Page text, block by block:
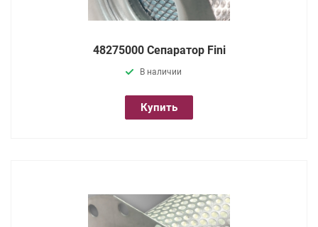
48275000 Сепаратор Fini
В наличии
Купить